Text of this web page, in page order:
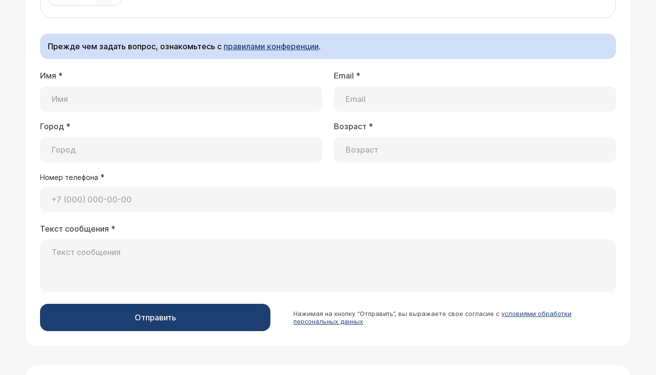
Прежде чем задать вопрос, ознакомьтесь с правилами конференции.
Имя * Email *
Город * Возраст *
Номер телефона *
Текст сообщения *
Отправить Нажимая на кнопку “Отправить”, вы выражаете свое согласие сусловиями обработки
персональных данных